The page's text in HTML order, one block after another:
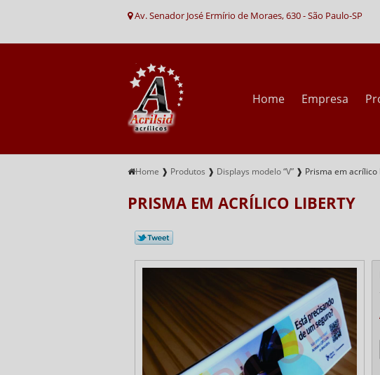
Av. Senador José Ermírio de Moraes, 630 - São Paulo-SP
Home Empresa
Home ❱ Produtos ❱ Displays modelo “V” ❱ Prisma em acrílico
PRISMA EM ACRÍLICO LIBERTY